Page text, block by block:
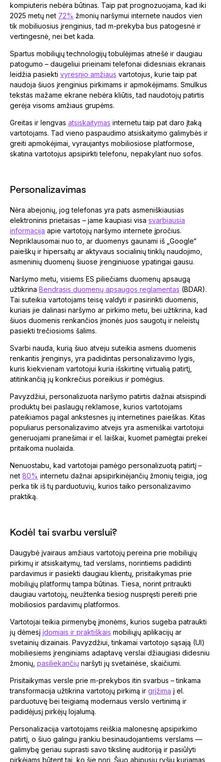
kompiuteris nebėra būtinas. Taip pat prognozuojama, kad iki
2025 metų net 72% žmonių naršymui internete naudos vien
tik mobiliuosius įrenginius, tad m-prekyba bus patogesnė ir
vertingesnė, nei bet kada.
Spartus mobiliųjų technologijų tobulėjimas atnešė ir daugiau
patogumo – daugeliui prieinami telefonai didesniais ekranais
leidžia pasiekti vyresnio amžiaus vartotojus, kurie taip pat
naudoja šiuos įrenginius pirkimams ir apmokėjimams. Smulkus
tekstas mažame ekrane nebėra kliūtis, tad naudotojų patirtis
gerėja visoms amžiaus grupėms.
Greitas ir lengvas atsiskaitymas internetu taip pat daro įtaką
vartotojams. Tad vieno paspaudimo atsiskaitymo galimybės ir
greiti apmokėjimai, vyraujantys mobiliosiose platformose,
skatina vartotojus apsipirkti telefonu, nepakylant nuo sofos.
Personalizavimas
Nėra abejonių, jog telefonas yra pats asmeniškiausias
elektroninis prietaisas – jame kaupiasi visa svarbiausia
informacija apie vartotojų naršymo internete įpročius.
Nepriklausomai nuo to, ar duomenys gaunami iš „Google“
paieškų ir hipersaitų ar aktyvaus socialinių tinklų naudojimo,
asmeninių duomenų šiuose įrenginiuose ypatingai gausu.
Naršymo metu, visiems ES piliečiams duomenų apsaugą
užtikrina Bendrasis duomenų apsaugos reglamentas (BDAR).
Tai suteikia vartotojams teisę valdyti ir pasirinkti duomenis,
kuriais jie dalinasi naršymo ar pirkimo metu, bei užtikrina, kad
šiuos duomenis renkančios įmonės juos saugotų ir neleistų
pasiekti trečiosioms šalims.
Svarbi nauda, kurią šiuo atveju suteikia asmens duomenis
renkantis įrenginys, yra padidintas personalizavimo lygis,
kuris kiekvienam vartotojui kuria išskirtinę virtualią patirtį,
atitinkančią jų konkrečius poreikius ir pomėgius.
Pavyzdžiui, personalizuota naršymo patirtis dažnai atsispindi
produktų bei paslaugų reklamose, kurios vartotojams
pateikiamos pagal ankstesnes jų internetines paieškas. Kitas
populiarus personalizavimo atvejis yra asmeniškai vartotojui
generuojami pranešimai ir el. laiškai, kuomet pamėgtai prekei
pritaikoma nuolaida.
Nenuostabu, kad vartotojai pamėgo personalizuotą patirtį –
net 80% internetu dažnai apsipirkinėjančių žmonių teigia, jog
perka tik iš tų parduotuvių, kurios taiko personalizavimo
praktiką.
Kodėl tai svarbu verslui?
Daugybė įvairaus amžiaus vartotojų pereina prie mobiliųjų
pirkimų ir atsiskaitymų, tad verslams, norintiems padidinti
pardavimus ir pasiekti daugiau klientų, prisitaikymas prie
mobiliųjų platformų tampa būtinas. Tiesa, norint pritraukti
daugiau vartotojų, neužtenka tiesiog nuspręsti pereiti prie
mobiliosios pardavimų platformos.
Vartotojai teikia pirmenybę įmonėms, kurios sugeba patraukti
jų dėmesį įdomiais ir praktiškais mobiliųjų aplikacijų ar
svetainių dizainais. Pavyzdžiui, tinkamai vartotojo sąsają (UI)
mobiliesiems įrenginiams adaptavę verslai džiaugiasi didesniu
žmonių, pasiliekančių naršyti jų svetainėse, skaičiumi.
Prisitaikymas versle prie m-prekybos itin svarbus – tinkama
transformacija užtikrina vartotojų pirkimą ir grįžimą į el.
parduotuvę bei teigiamą modernaus verslo vertinimą ir
padidėjusį pirkėjų lojalumą.
Personalizacija vartotojams reiškia malonesnę apsipirkimo
patirtį, o šiuo galingu įrankiu besinaudojantiems verslams —
galimybę geriau suprasti savo tikslinę auditoriją ir pasiūlyti
pirkėjams būtent tai, ko šie nori. Šiuo abipusiu ryšiu kuriamas